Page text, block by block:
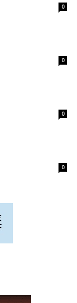
0
0
0
0